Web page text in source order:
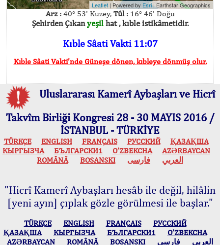
Leaflet | Powered by Esri| Earthstar Geographics
Arz :40° 53' Kuzey, Tûl :16° 46' Doğu
Şehirden Çıkanyeşilhat , kıble istikâmetidir.
Kıble Sâati Vakti 11:07
Kıble Sâati Vakti'nde Güneşe dönen, kıbleye dönmüş olur.
Uluslararası Kamerî Aybaşları ve Hicrî
Takvîm Birliği Kongresi 28 - 30 MAYIS 2016 /
İSTANBUL - TÜRKİYE
TÜRKÇE ENGLISH FRANÇAIS РУССКИЙ
ҚАЗАҚША
КЫPГЫЗЧA
БЪЛГАРСКИ1 O’ZBEKCHA
AZӘRBAYCAN
ROMÂNĂ
BOSANSKI العربي فارسی
"Hicrî Kamerî Aybaşları hesâb ile değil, hilâlin
[yeni ayın] çıplak gözle görülmesi ile başlar."
TÜRKÇE ENGLISH FRANÇAIS
РУССКИЙ
ҚАЗАҚША
КЫPГЫЗЧA БЪЛГАРСКИ1
O’ZBEKCHA
AZӘRBAYCAN
ROMÂNĂ BOSANSKI العربي فارسی